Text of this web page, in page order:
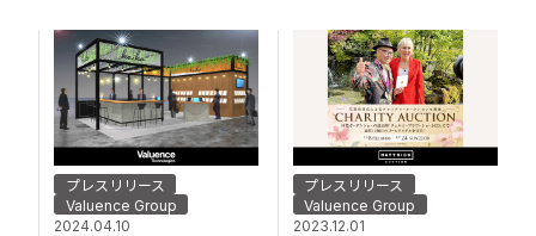
プレスリリース
Valuence Group
2024.04.10
プレスリリース
Valuence Group
2023.12.01